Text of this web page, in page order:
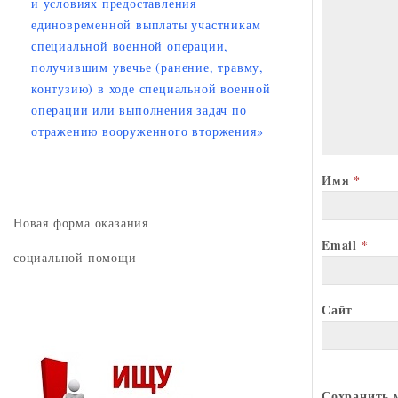
Имя *
Email *
Сайт
единовременной выплаты участникам
специальной военной операции,
получившим увечье (ранение, травму,
контузию) в ходе специальной военной
операции или выполнения задач по
отражению вооруженного вторжения»
Новая форма оказания
социальной помощи